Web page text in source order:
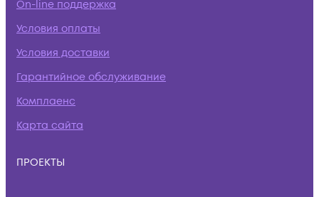
On-line поддержка
Условия оплаты
Условия доставки
Гарантийное обслуживание
Комплаенс
Карта сайта
ПРОЕКТЫ